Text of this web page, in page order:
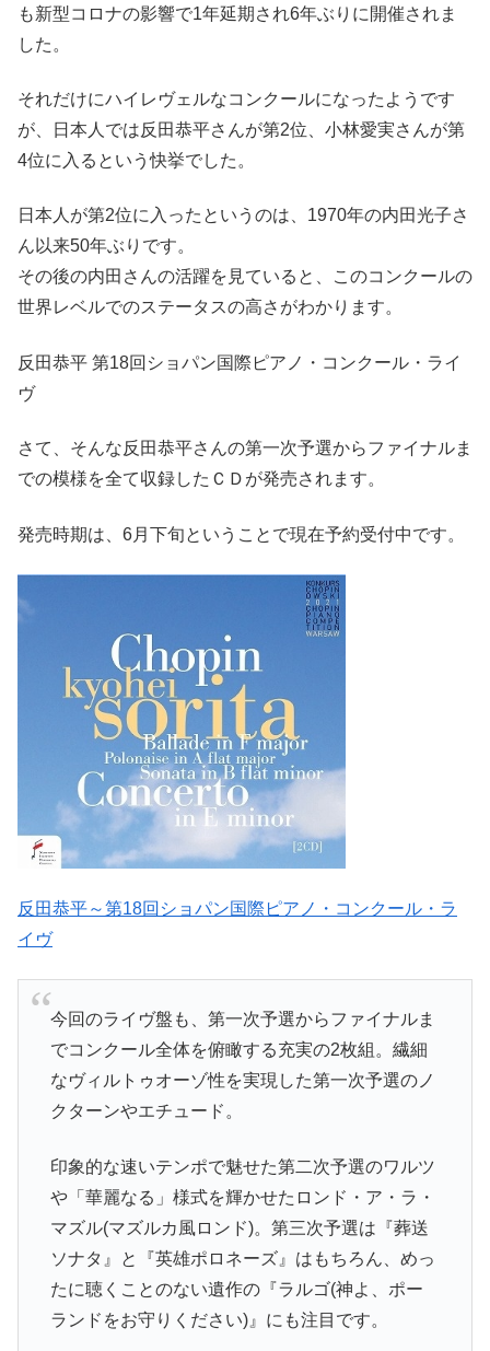
も新型コロナの影響で1年延期され6年ぶりに開催されま
した。
それだけにハイレヴェルなコンクールになったようです
が、日本人では反田恭平さんが第2位、小林愛実さんが第
4位に入るという快挙でした。
日本人が第2位に入ったというのは、1970年の内田光子さ
ん以来50年ぶりです。
その後の内田さんの活躍を見ていると、このコンクールの
世界レベルでのステータスの高さがわかります。
反田恭平 第18回ショパン国際ピアノ・コンクール・ライ
ヴ
さて、そんな反田恭平さんの第一次予選からファイナルま
での模様を全て収録したＣＤが発売されます。
発売時期は、6月下旬ということで現在予約受付中です。
反田恭平～第18回ショパン国際ピアノ・コンクール・ラ
イヴ
今回のライヴ盤も、第一次予選からファイナルま
でコンクール全体を俯瞰する充実の2枚組。繊細
なヴィルトゥオーゾ性を実現した第一次予選のノ
クターンやエチュード。
印象的な速いテンポで魅せた第二次予選のワルツ
や「華麗なる」様式を輝かせたロンド・ア・ラ・
マズル(マズルカ風ロンド)。第三次予選は『葬送
ソナタ』と『英雄ポロネーズ』はもちろん、めっ
たに聴くことのない遺作の『ラルゴ(神よ、ポー
ランドをお守りください)』にも注目です。